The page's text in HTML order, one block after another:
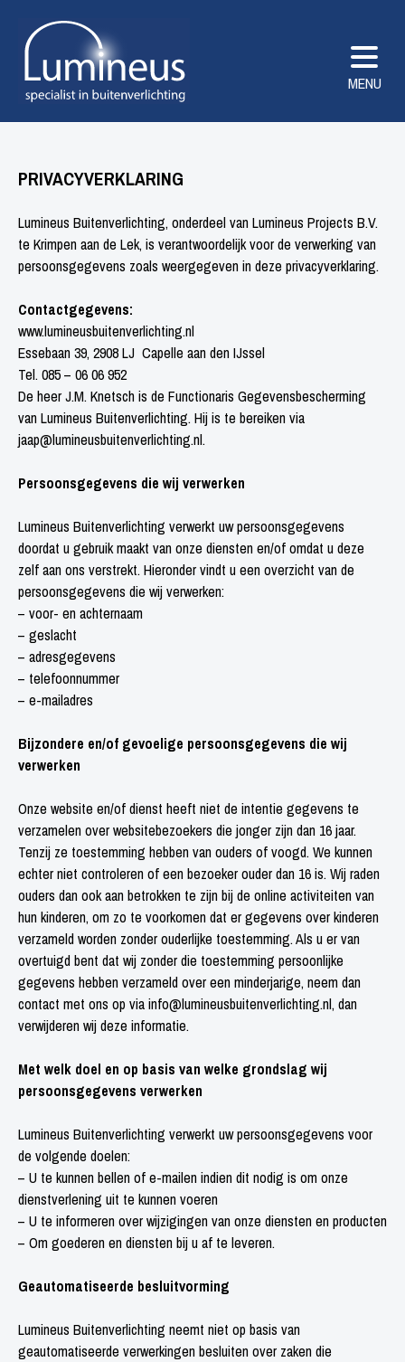
MENU
PRIVACYVERKLARING
Lumineus Buitenverlichting, onderdeel van Lumineus Projects B.V.
te Krimpen aan de Lek, is verantwoordelijk voor de verwerking van
persoonsgegevens zoals weergegeven in deze privacyverklaring.
Contactgegevens:
www.lumineusbuitenverlichting.nl
Essebaan 39, 2908 LJ Capelle aan den IJssel
Tel. 085 – 06 06 952
De heer J.M. Knetsch is de Functionaris Gegevensbescherming
van Lumineus Buitenverlichting. Hij is te bereiken via
jaap@lumineusbuitenverlichting.nl.
Persoonsgegevens die wij verwerken
Lumineus Buitenverlichting verwerkt uw persoonsgegevens
doordat u gebruik maakt van onze diensten en/of omdat u deze
zelf aan ons verstrekt. Hieronder vindt u een overzicht van de
persoonsgegevens die wij verwerken:
– voor- en achternaam
– geslacht
– adresgegevens
– telefoonnummer
– e-mailadres
Bijzondere en/of gevoelige persoonsgegevens die wij
verwerken
Onze website en/of dienst heeft niet de intentie gegevens te
verzamelen over websitebezoekers die jonger zijn dan 16 jaar.
Tenzij ze toestemming hebben van ouders of voogd. We kunnen
echter niet controleren of een bezoeker ouder dan 16 is. Wij raden
ouders dan ook aan betrokken te zijn bij de online activiteiten van
hun kinderen, om zo te voorkomen dat er gegevens over kinderen
verzameld worden zonder ouderlijke toestemming. Als u er van
overtuigd bent dat wij zonder die toestemming persoonlijke
gegevens hebben verzameld over een minderjarige, neem dan
contact met ons op via info@lumineusbuitenverlichting.nl, dan
verwijderen wij deze informatie.
Met welk doel en op basis van welke grondslag wij
persoonsgegevens verwerken
Lumineus Buitenverlichting verwerkt uw persoonsgegevens voor
de volgende doelen:
– U te kunnen bellen of e-mailen indien dit nodig is om onze
dienstverlening uit te kunnen voeren
– U te informeren over wijzigingen van onze diensten en producten
– Om goederen en diensten bij u af te leveren.
Geautomatiseerde besluitvorming
Lumineus Buitenverlichting neemt niet op basis van
geautomatiseerde verwerkingen besluiten over zaken die